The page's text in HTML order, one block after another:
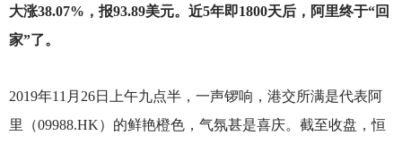
大涨38.07%，报93.89美元。近5年即1800天后，阿里终于“回
家”了。
2019年11月26日上午九点半，一声锣响，港交所满是代表阿
里（09988.HK）的鲜艳橙色，气氛甚是喜庆。截至收盘，恒